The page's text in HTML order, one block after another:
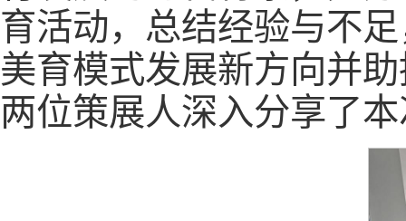
育活动，总结经验与不
美育模式发展新方向并
两位策展人深入分享了